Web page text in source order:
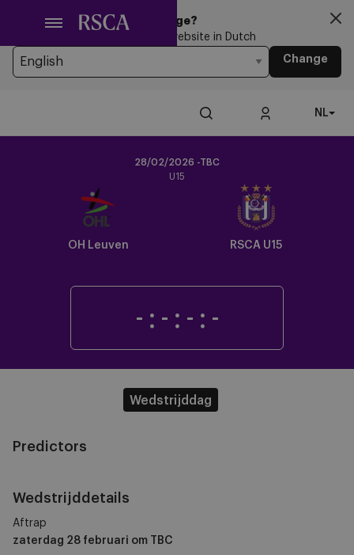
hoofdinhoud
Looking for another Language?
You’re currently browsing the website in Dutch
Change
NL
28/02/2026 -TBC
U15
OH Leuven
Crest
Dark
RSCA U15
- : - : - : -
Wedstrijddag
Predictors
Wedstrijddetails
Aftrap
zaterdag 28 februari om TBC